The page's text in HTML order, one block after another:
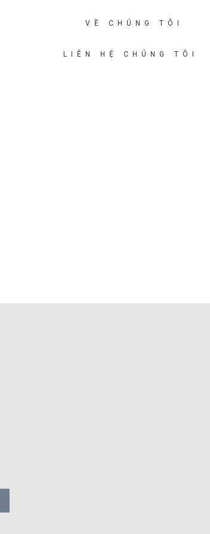
VỀ CHÚNG TÔI
LIÊN HỆ CHÚNG TÔI